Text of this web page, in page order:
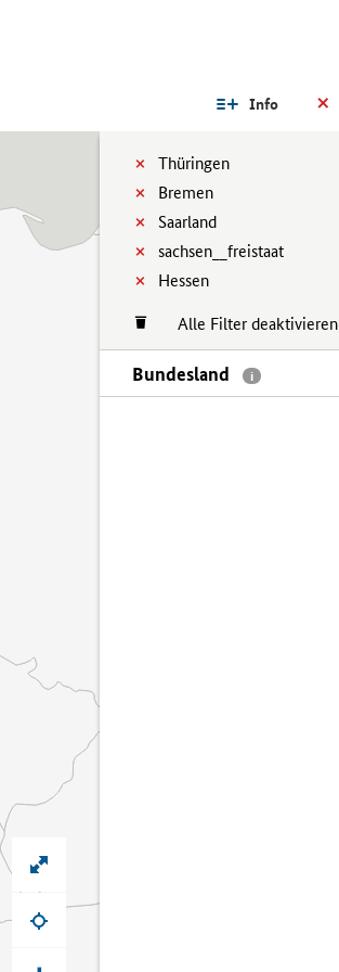
Info
Thüringen
Bremen
Saarland
sachsen__freistaat
Hessen
Alle Filter deaktivieren
Bundesland i